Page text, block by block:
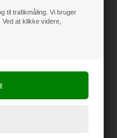
til trafikmåling. Vi bruger
at klikke videre,